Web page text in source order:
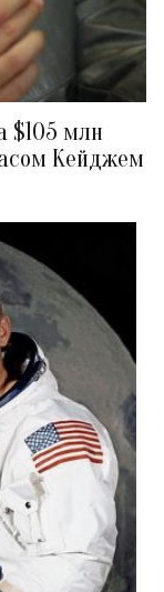
$105 млн
Кейджем